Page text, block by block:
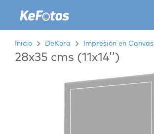
Inicio DeKora Impresión en Canvas
28x35 cms (11x14’’)